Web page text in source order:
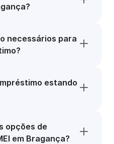
necessários para
estando
opções de
em Bragança?